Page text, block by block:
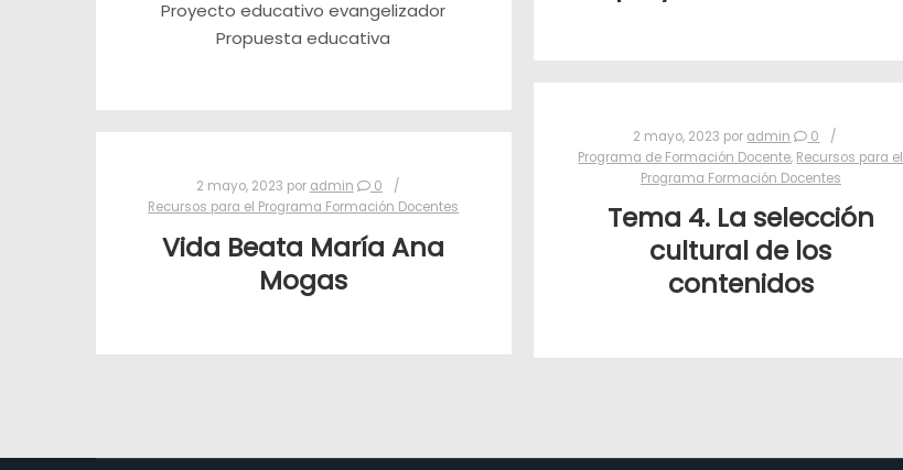
Proyecto educativo evangelizador
Propuesta educativa
2 mayo, 2023 por admin
0
Programa de Formación Docente, Recursos para el
Programa Formación Docentes
Tema 4. La selección
cultural de los
contenidos
2 mayo, 2023 por admin
0
Recursos para el Programa Formación Docentes
Vida Beata María Ana
Mogas